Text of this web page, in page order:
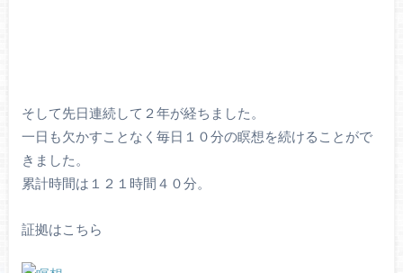
そして先日連続して２年が経ちました。
一日も欠かすことなく毎日１０分の瞑想を続けることがで
きました。
累計時間は１２１時間４０分。
証拠はこちら